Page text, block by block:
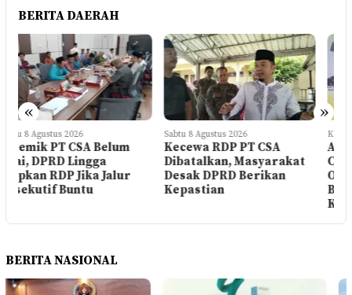
BERITA DAERAH
« »
Sabtu 8 Agustus 2026
Kecewa RDP PT CSA
Dibatalkan, Masyarakat
Desak DPRD Berikan
Kepastian
Kamis 6 Agustus 2026
Aktivis Lingga Desak PT
CSA Hentikan
Operasional di Lahan
Bermasalah Hingga Ada
BERITA NASIONAL